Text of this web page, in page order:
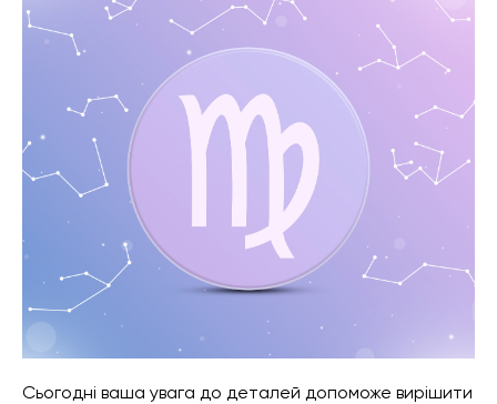
Сьогодні ваша увага до деталей допоможе вирішити